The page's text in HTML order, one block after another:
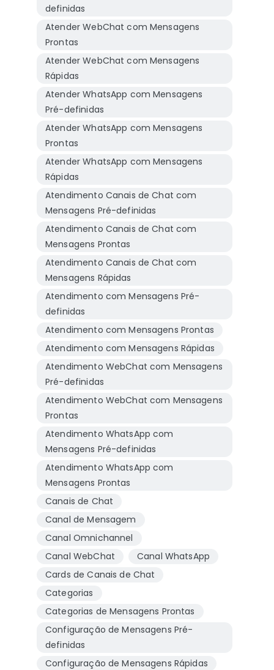
definidas
Atender WebChat com Mensagens
Prontas
Atender WebChat com Mensagens
Rápidas
Atender WhatsApp com Mensagens
Pré-definidas
Atender WhatsApp com Mensagens
Prontas
Atender WhatsApp com Mensagens
Rápidas
Atendimento Canais de Chat com
Mensagens Pré-definidas
Atendimento Canais de Chat com
Mensagens Prontas
Atendimento Canais de Chat com
Mensagens Rápidas
Atendimento com Mensagens Pré-
definidas
Atendimento com Mensagens Prontas
Atendimento com Mensagens Rápidas
Atendimento WebChat com Mensagens
Pré-definidas
Atendimento WebChat com Mensagens
Prontas
Atendimento WhatsApp com
Mensagens Pré-definidas
Atendimento WhatsApp com
Mensagens Prontas
Canais de Chat
Canal de Mensagem
Canal Omnichannel
Canal WebChat
Canal WhatsApp
Cards de Canais de Chat
Categorias
Categorias de Mensagens Prontas
Configuração de Mensagens Pré-
definidas
Configuração de Mensagens Rápidas